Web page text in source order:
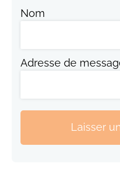
Nom
Adresse de
Laisser